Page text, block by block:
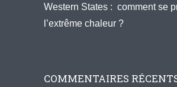
Western States : comment se
l’extrême chaleur ?
COMMENTAIRES